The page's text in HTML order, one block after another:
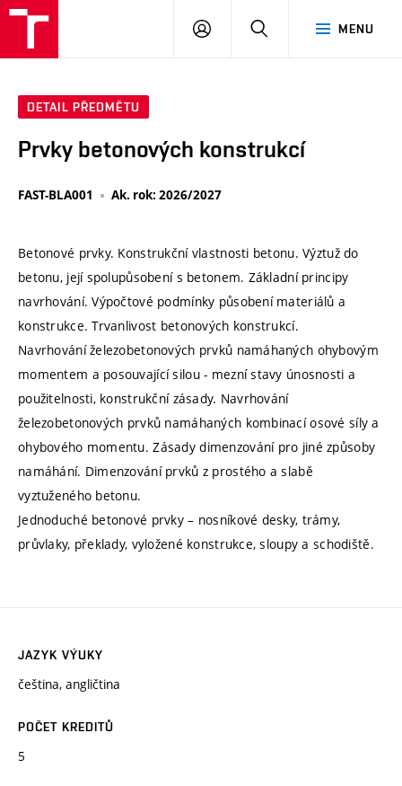
MENU
PŘIHLÁSIT
DETAIL PŘEDMĚTU
Prvky betonových konstrukcí
FAST-BLA001 Ak. rok: 2026/2027
Betonové prvky. Konstrukční vlastnosti betonu. Výztuž do
betonu, její spolupůsobení s betonem. Základní principy
navrhování. Výpočtové podmínky působení materiálů a
konstrukce. Trvanlivost betonových konstrukcí.
Navrhování železobetonových prvků namáhaných ohybovým
momentem a posouvající silou - mezní stavy únosnosti a
použitelnosti, konstrukční zásady. Navrhování
železobetonových prvků namáhaných kombinací osové síly a
ohybového momentu. Zásady dimenzování pro jiné způsoby
namáhání. Dimenzování prvků z prostého a slabě
vyztuženého betonu.
Jednoduché betonové prvky – nosníkové desky, trámy,
průvlaky, překlady, vyložené konstrukce, sloupy a schodiště.
JAZYK VÝUKY
čeština, angličtina
POČET KREDITŮ
5